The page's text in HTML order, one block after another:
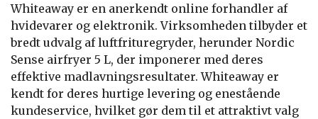
Whiteaway er en anerkendt online forhandler af
hvidevarer og elektronik. Virksomheden tilbyder et
bredt udvalg af luftfrituregryder, herunder Nordic
Sense airfryer 5 L, der imponerer med deres
effektive madlavningsresultater. Whiteaway er
kendt for deres hurtige levering og enestående
kundeservice, hvilket gør dem til et attraktivt valg